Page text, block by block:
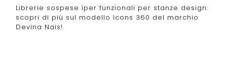
Librerie sospese iper funzionali per stanze design:
scopri di più sul modello Icons 360 del marchio
Devina Nais!